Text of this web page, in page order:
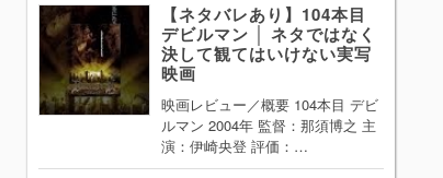
【ネタバレあり】104本目
デビルマン │ ネタではなく
決して観てはいけない実写
映画
映画レビュー／概要 104本目 デビ
ルマン 2004年 監督：那須博之 主
演：伊崎央登 評価：…